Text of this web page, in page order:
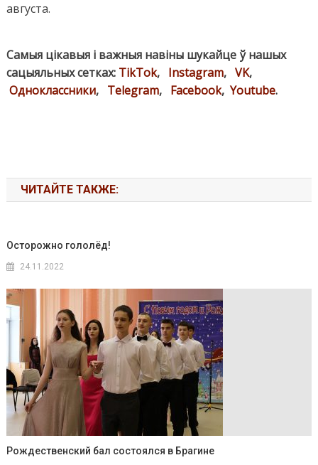
августа.
Самыя цікавыя і важныя навіны шукайце ў нашых
сацыяльных сетках: TikTok, Instagram, VK,
Одноклассники, Telegram, Facebook, Youtube.
ЧИТАЙТЕ ТАКЖЕ:
Осторожно гололёд!
24.11.2022
Рождественский бал состоялся в Брагине